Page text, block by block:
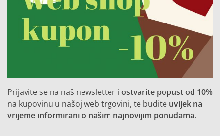
Prijavite se na naš newsletter i ostvarite popust od 10%
na kupovinu u našoj web trgovini, te budite uvijek na
vrijeme informirani o našim najnovijim ponudama.